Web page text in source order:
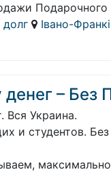
Подарочного
долг
Івано-
– Без
Вся Украина.
и студентов. Без